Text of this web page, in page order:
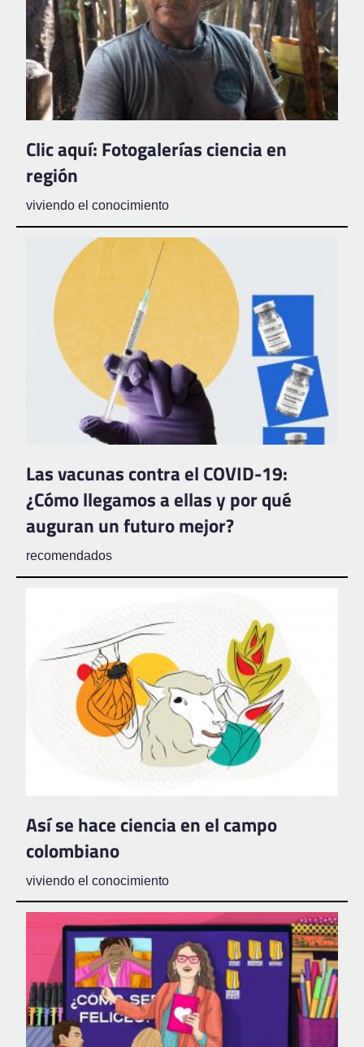
Clic aquí: Fotogalerías ciencia en
región
viviendo el conocimiento
Las vacunas contra el COVID-19:
¿Cómo llegamos a ellas y por qué
auguran un futuro mejor?
recomendados
Así se hace ciencia en el campo
colombiano
viviendo el conocimiento